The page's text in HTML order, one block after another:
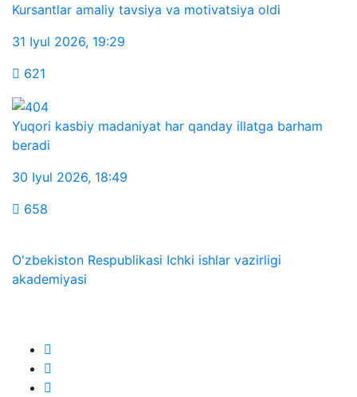
Kursantlar amaliy tavsiya va motivatsiya oldi
31 Iyul 2026, 19:29
621
Yuqori kasbiy madaniyat har qanday illatga barham
beradi
30 Iyul 2026, 18:49
658
O'zbekiston Respublikasi Ichki ishlar vazirligi
akademiyasi